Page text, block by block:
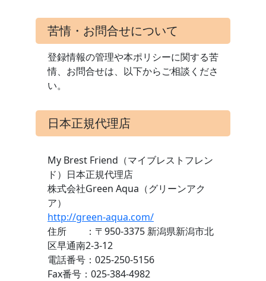
苦情・お問合せについて
登録情報の管理や本ポリシーに関する苦
情、お問合せは、以下からご相談くださ
い。
日本正規代理店
My Brest Friend（マイブレストフレン
ド）日本正規代理店
株式会社Green Aqua（グリーンアク
ア）
http://green-aqua.com/
住所 ：〒950-3375 新潟県新潟市北
区早通南2-3-12
電話番号：025-250-5156
Fax番号：025-384-4982